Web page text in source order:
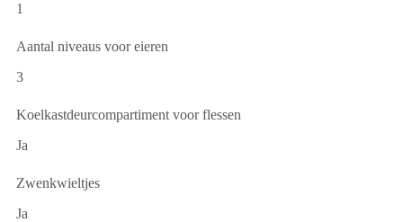
1
Aantal niveaus voor eieren
3
Koelkastdeurcompartiment voor flessen
Ja
Zwenkwieltjes
Ja